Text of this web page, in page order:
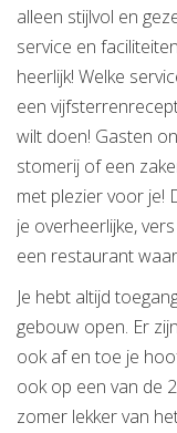
alleen stijlvol en
service en
heerlijk! Welke
een
wilt doen! Gasten
stomerij of een
met plezier voor je!
je overheerlijke,
een restaurant
Je hebt altijd
gebouw open. Er
ook af en toe je
ook op een van de
zomer lekker van